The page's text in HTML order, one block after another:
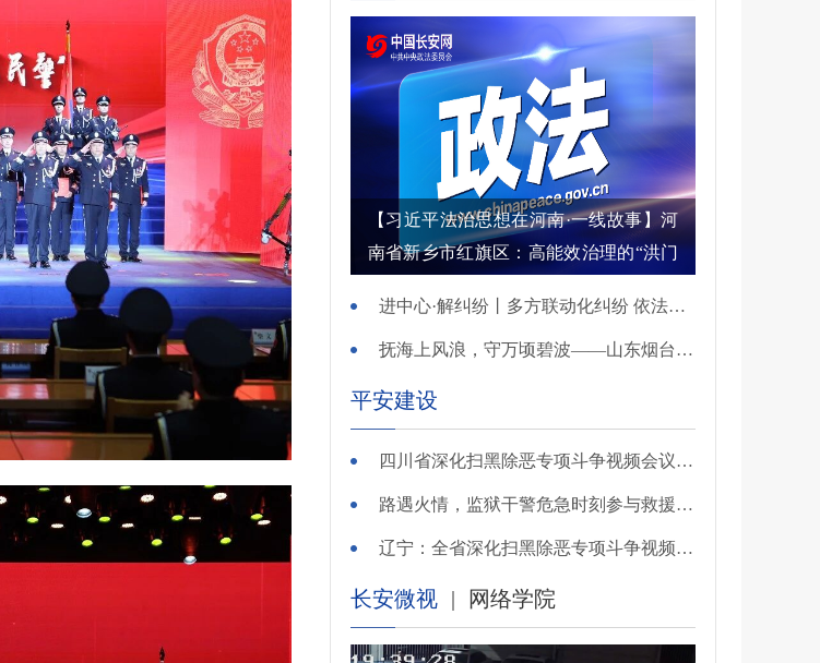
【习近平法治思想在河南·一线故事】河
南省新乡市红旗区：高能效治理的“洪门
进中心·解纠纷丨多方联动化纠纷 依法调解护农耕
抚海上风浪，守万顷碧波——山东烟台把矛盾化解在微澜未起时
平安建设
四川省深化扫黑除恶专项斗争视频会议召开 于立军出席并讲话
路遇火情，监狱干警危急时刻参与救援显身手！
辽宁：全省深化扫黑除恶专项斗争视频会议召开
长安微视 | 网络学院